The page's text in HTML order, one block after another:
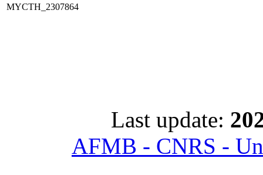
MYCTH_2307864
Last update:
AFMB - CNRS -